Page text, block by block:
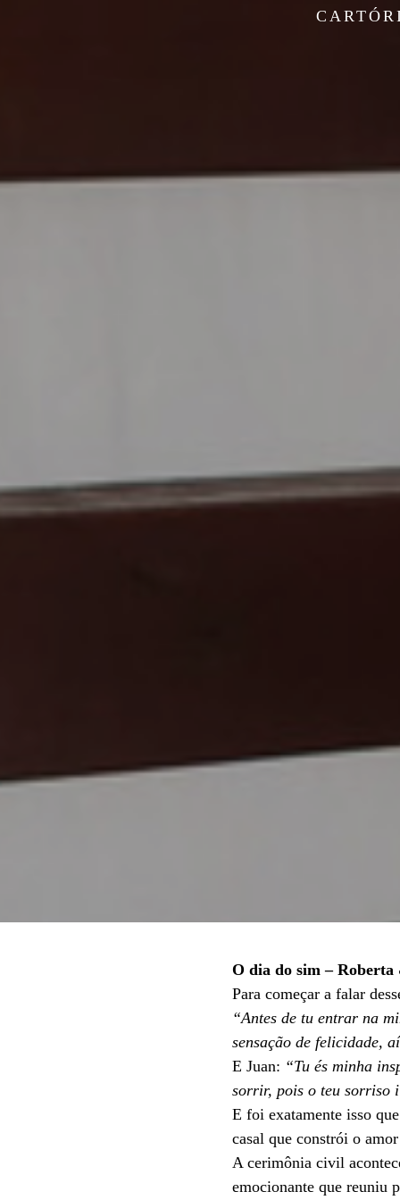
O dia do sim – Roberta
Para começar a falar
“Antes de tu entrar na
sensação de felicidade,
E Juan: “Tu és minha
sorrir, pois o teu sorriso
E foi exatamente isso
casal que constrói o
A cerimônia civil
emocionante que reuniu